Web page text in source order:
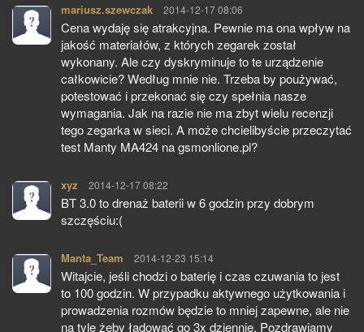
mariusz.szewczak pisze:
2014-12-17 08:06
Cena wydaję się atrakcyjna. Pewnie ma ona wpływ na
jakość materiałów, z których zegarek został
wykonany. Ale czy dyskryminuje to te urządzenie
całkowicie? Według mnie nie. Trzeba by poużywać,
potestować i przekonać się czy spełnia nasze
wymagania. Jak na razie nie ma zbyt wielu recenzji
tego zegarka w sieci. A może chcielibyście przeczytać
test Manty MA424 na gsmonlione.pl?
xyz pisze:
2014-12-17 08:22
BT 3.0 to drenaż baterii w 6 godzin przy dobrym
szczęściu:(
Manta_Team pisze:
2014-12-23 15:14
Witajcie, jeśli chodzi o baterię i czas czuwania to jest
to 100 godzin. W przypadku aktywnego użytkowania i
prowadzenia rozmów będzie to mniej zapewne, ale nie
na tyle żeby ładować go 3x dziennie. Pozdrawiamy